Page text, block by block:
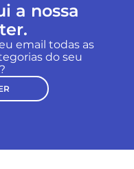
a nossa
email todas as
do seu